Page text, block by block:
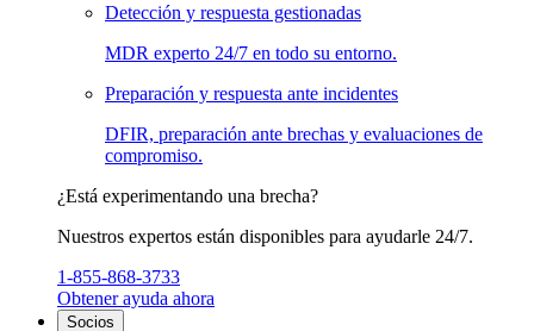
Detección y respuesta gestionadas
MDR experto 24/7 en todo su entorno.
Preparación y respuesta ante incidentes
DFIR, preparación ante brechas y evaluaciones de
compromiso.
¿Está experimentando una brecha?
Nuestros expertos están disponibles para ayudarle 24/7.
1-855-868-3733
Obtener ayuda ahora
Socios